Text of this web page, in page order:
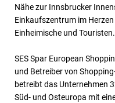
Nähe zur Innsbrucker
Einkaufszentrum im
Einheimische und Touristen.
SES Spar European
und Betreiber von
betreibt das Unternehmen
Süd- und Osteuropa mit